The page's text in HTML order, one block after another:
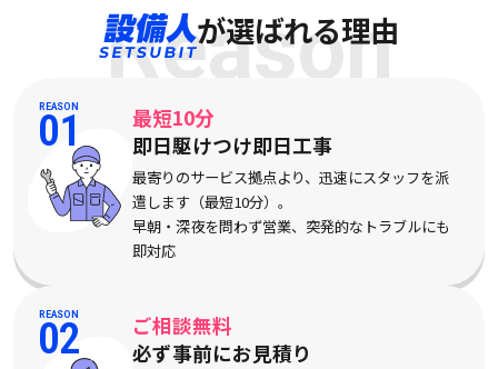
Reason
が選ばれる理由
REASON
01
最短10分
即日駆けつけ即日工事
最寄りのサービス拠点より、迅速にスタッフを派
遣します（最短10分）。
早朝・深夜を問わず営業、突発的なトラブルにも
即対応
REASON
02
ご相談無料
必ず事前にお見積り